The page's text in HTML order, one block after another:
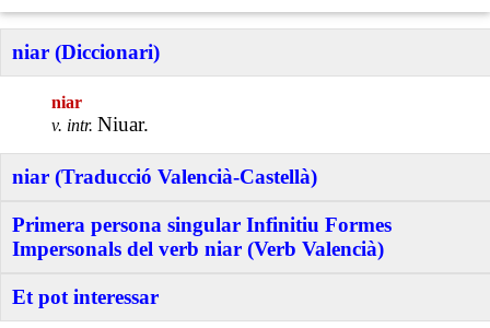
niar (Diccionari)
niar
v. intr. Niuar.
niar (Traducció Valencià-Castellà)
Primera persona singular Infinitiu Formes
Impersonals del verb niar (Verb Valencià)
Et pot interessar